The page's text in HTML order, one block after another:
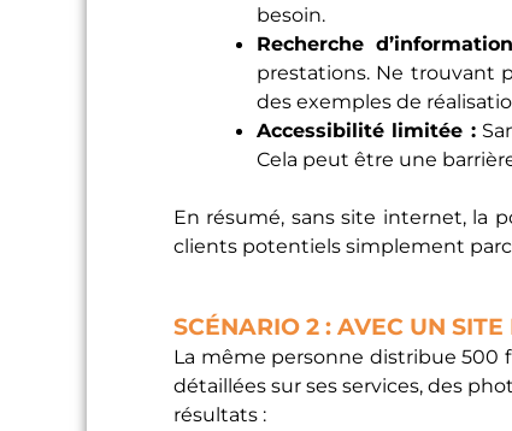
besoin.
Recherche
prestations. Ne trouvant
des exemples de
Accessibilité limitée :
Cela peut être une
En résumé, sans site internet, la
clients potentiels simplement
SCÉNARIO 2 : AVEC UN SITE
La même personne distribue 500
détaillées sur ses services, des
résultats :